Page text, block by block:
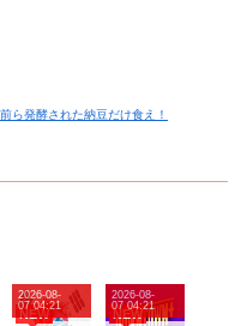
ら発酵された納豆だけ食え！
NEW
2026-08-
07 04:21
NEW
2026-08-
07 04:21